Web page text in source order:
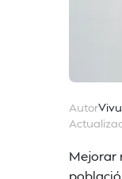
Autor
Mejorar